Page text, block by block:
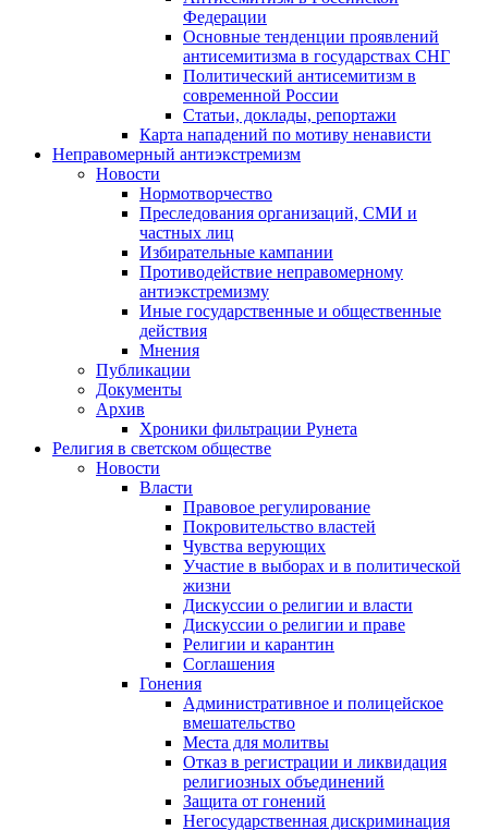
Федерации
Основные тенденции проявлений
антисемитизма в государствах СНГ
Политический антисемитизм в
современной России
Статьи, доклады, репортажи
Карта нападений по мотиву ненависти
Неправомерный антиэкстремизм
Новости
Нормотворчество
Преследования организаций, СМИ и
частных лиц
Избирательные кампании
Противодействие неправомерному
антиэкстремизму
Иные государственные и общественные
действия
Мнения
Публикации
Документы
Архив
Хроники фильтрации Рунета
Религия в светском обществе
Новости
Власти
Правовое регулирование
Покровительство властей
Чувства верующих
Участие в выборах и в политической
жизни
Дискуссии о религии и власти
Дискуссии о религии и праве
Религии и карантин
Соглашения
Гонения
Административное и полицейское
вмешательство
Места для молитвы
Отказ в регистрации и ликвидация
религиозных объединений
Защита от гонений
Негосударственная дискриминация